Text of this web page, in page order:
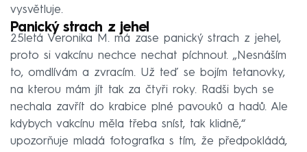
vysvětluje.
Panický strach z jehel
25letá Veronika M. má zase panický strach z jehel,
proto si vakcínu nechce nechat píchnout. „Nesnáším
to, omdlívám a zvracím. Už teď se bojím tetanovky,
na kterou mám jít tak za čtyři roky. Radši bych se
nechala zavřít do krabice plné pavouků a hadů. Ale
kdybych vakcínu měla třeba sníst, tak klidně,“
upozorňuje mladá fotografka s tím, že předpokládá,